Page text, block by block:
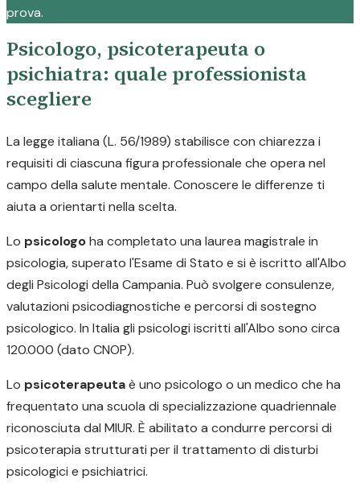
prova.
Psicologo, psicoterapeuta o
psichiatra: quale professionista
scegliere
La legge italiana (L. 56/1989) stabilisce con chiarezza i
requisiti di ciascuna figura professionale che opera nel
campo della salute mentale. Conoscere le differenze ti
aiuta a orientarti nella scelta.
Lo psicologoha completato una laurea magistrale in
psicologia, superato l'Esame di Stato e si è iscritto all'Albo
degli Psicologi della Campania. Può svolgere consulenze,
valutazioni psicodiagnostiche e percorsi di sostegno
psicologico. In Italia gli psicologi iscritti all'Albo sono circa
120.000 (dato CNOP).
Lo psicoterapeutaè uno psicologo o un medico che ha
frequentato una scuola di specializzazione quadriennale
riconosciuta dal MIUR. È abilitato a condurre percorsi di
psicoterapia strutturati per il trattamento di disturbi
psicologici e psichiatrici.